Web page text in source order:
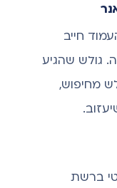
חייב
גולש שהגיע
מחיפוש,
ברשת